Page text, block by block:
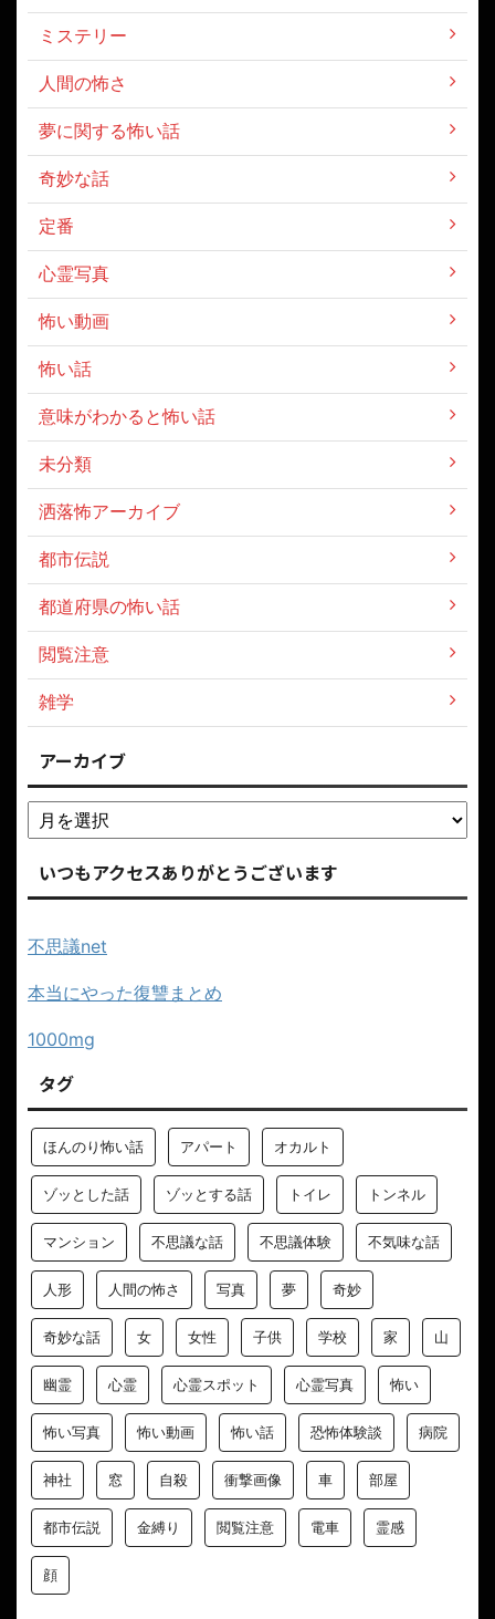
ミステリー
人間の怖さ
夢に関する怖い話
奇妙な話
定番
心霊写真
怖い動画
怖い話
意味がわかると怖い話
未分類
洒落怖アーカイブ
都市伝説
都道府県の怖い話
閲覧注意
雑学
アーカイブ
いつもアクセスありがとうございます
不思議net
本当にやった復讐まとめ
1000mg
タグ
ほんのり怖い話 アパート オカルト
ゾッとした話 ゾッとする話 トイレ トンネル
マンション 不思議な話 不思議体験 不気味な話
人形 人間の怖さ 写真 夢 奇妙
奇妙な話 女 女性 子供 学校 家 山
幽霊 心霊 心霊スポット 心霊写真 怖い
怖い写真 怖い動画 怖い話 恐怖体験談 病院
神社 窓 自殺 衝撃画像 車 部屋
都市伝説 金縛り 閲覧注意 電車 霊感
顔